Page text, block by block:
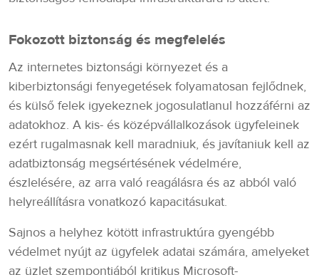
Fokozott biztonság és megfelelés
Az internetes biztonsági környezet és a
kiberbiztonsági fenyegetések folyamatosan fejlődnek,
és külső felek igyekeznek jogosulatlanul hozzáférni az
adatokhoz. A kis- és középvállalkozások ügyfeleinek
ezért rugalmasnak kell maradniuk, és javítaniuk kell az
adatbiztonság megsértésének védelmére,
észlelésére, az arra való reagálásra és az abból való
helyreállításra vonatkozó kapacitásukat.
Sajnos a helyhez kötött infrastruktúra gyengébb
védelmet nyújt az ügyfelek adatai számára, amelyeket
az üzlet szempontjából kritikus Microsoft-